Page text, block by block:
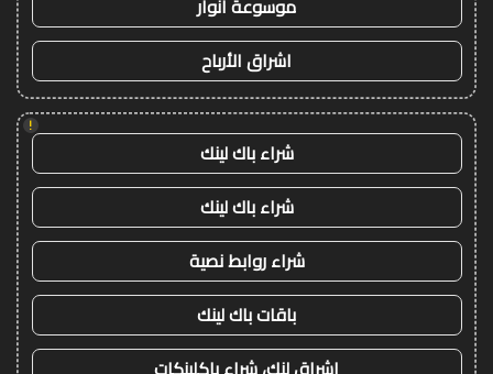
موسوعة انوار
اشراق الأرباح
!
شراء باك لينك
شراء باك لينك
شراء روابط نصية
باقات باك لينك